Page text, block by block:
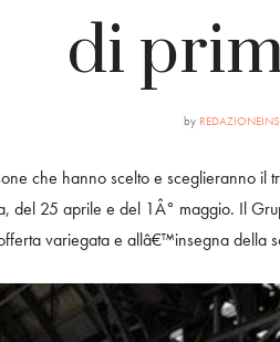
di
by
che hanno scelto e sceglieranno
del 25 aprile e del 1Â° maggio. Il
variegata e allâ€™insegna della